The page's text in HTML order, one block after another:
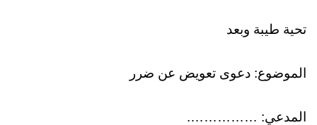
تحية طيبة وبعد
الموضوع: دعوى تعويض عن ضرر
المدعي: …………….